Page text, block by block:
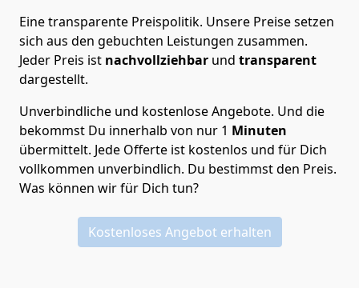
Eine transparente Preispolitik. Unsere Preise setzen
sich aus den gebuchten Leistungen zusammen.
Jeder Preis ist nachvollziehbar und transparent
dargestellt.
Unverbindliche und kostenlose Angebote. Und die
bekommst Du innerhalb von nur 1 Minuten
übermittelt. Jede Offerte ist kostenlos und für Dich
vollkommen unverbindlich. Du bestimmst den Preis.
Was können wir für Dich tun?
Kostenloses Angebot erhalten